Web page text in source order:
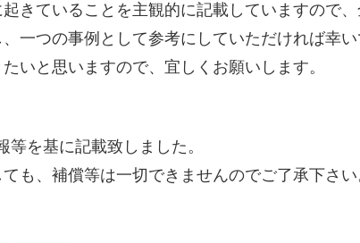
きていることを主観的に記載していますので、
一つの事例として参考にしていただければ幸
いと思いますので、宜しくお願いします。
を基に記載致しました。
も、補償等は一切できませんのでご了承下さい